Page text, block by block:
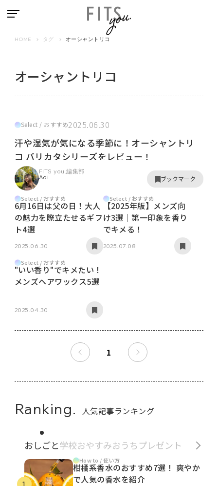
HOME タグ オーシャントリコ
オーシャントリコ
Select / おすすめ2025.06.30
汗や湿気が気になる季節に！オーシャントリ
コ バリカタシリーズをレビュー！
FITS you.編集部
Aoi
ブックマーク
Select / おすすめ
6月16日は父の日！大人
の魅力を際立たせるギフ
ト4選
2025.06.30
Select / おすすめ
【2025年版】メンズ向
け3選｜第一印象を香り
でキメる！
2025.07.08
Select / おすすめ
"いい香り"でキメたい！
メンズヘアワックス5選
2025.04.30
1
Ranking. 人気記事ランキング
おしごと学校おやすみおうち プレゼント
How to / 使い方
柑橘系香水のおすすめ7選！ 爽やか
で人気の香水を紹介